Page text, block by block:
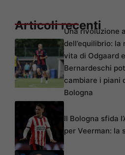
Articoli recenti
Una rivoluzione
dell’equilibrio: la
vita di Odgaard e
Bernardeschi
cambiare i piani
Bologna
Il Bologna sfida
per Veerman: la